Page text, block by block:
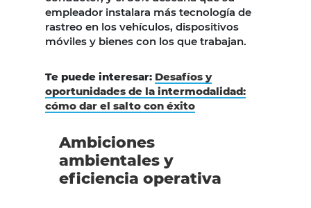
empleador instalara más tecnología de
rastreo en los vehículos, dispositivos
móviles y bienes con los que trabajan.
Te puede interesar: Desafíos y
oportunidades de la intermodalidad:
cómo dar el salto con éxito
Ambiciones
ambientales y
eficiencia operativa